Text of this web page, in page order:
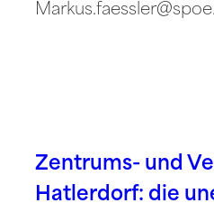
Zentrums- und
Hatlerdorf: die